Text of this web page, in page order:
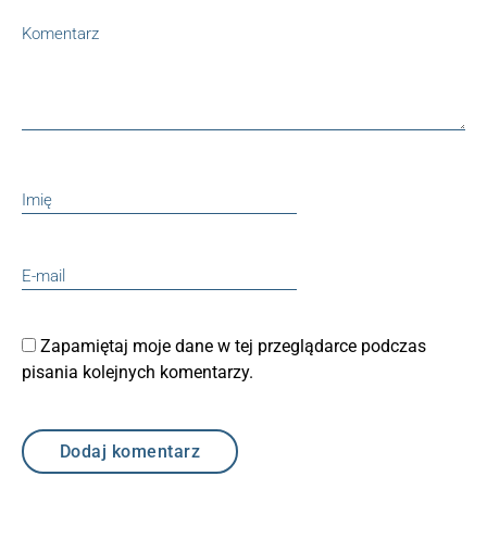
Zapamiętaj moje dane w tej przeglądarce podczas
pisania kolejnych komentarzy.